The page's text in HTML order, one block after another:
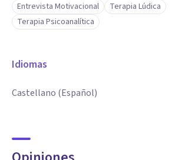
Entrevista Motivacional
Terapia Lúdica
Terapia Psicoanalítica
Idiomas
Castellano (Español)